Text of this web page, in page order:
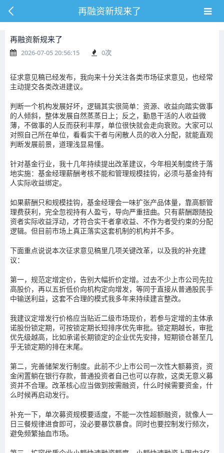
再融资新规来了
再融资新规来了
2026-07-05 20:56:15 0次
征求意见稿已经发布，我向来十分关注各类市场征求意见，也经常
主动提交各类改进建议。
判断一个机构发展好坏，逻辑其实很简单：资源、收益向踏实做事
的人倾斜，整体发展自然蒸蒸日上；反之，勤恳干活的人收益微
薄，不做事的人反而获利丰厚，单位很快就会走向衰败。大家可以
对照自己所在单位，看看实干者与闲散人员的收入分配，就能直观
判断发展前景，道理浅显易懂。
针对基金行业，我十几年持续提出改革建议，今年相关制度终于落
地实施：基金经理薪酬考核不能和管理规模挂钩，必须与基金持有
人实际收益绑定。
如果薪酬只和规模挂钩，基金经理会一味扩张产品体量，靠高额管
理费获利，完全忽视持有人盈亏，导向严重扭曲。只有薪酬跟随投
资者实际收益浮动，才符合实干者拿收益、不作为者受约束的分配
逻辑。但目前市场上真正落实这套机制的机构并不多。
下面重点说说本次征求意见稿里几项关键改革，以及我的补充建
议：
第一，规范定增定价，告别大幅折价定增。过去不少上市公司先拉
高股价，再以五折低价向机构定向增发，等同于直接从普通股民手
中输送利益，这套不合理的模式我多年来持续建言整改。
我建议定增发行价格应当贴近二级市场现价，若参与定增的主体承
诺股份锁定期，可按锁定期长短排序优先审批。锁定期越长，审批
优先级越高，比如承诺长期锁定的企业优先安排，短期锁仓甚至几
乎无锁定期的排在末尾。
第二，完善储架发行制度。此前不少上市公司一次性大额募资，资
金闲置躺在银行存款，普通投资者自己也可以存款，这类无意义募
资并不合理。改革核心应当做到按需融资，什么时候需要资金，什
么时候再启动发行。
补充一下，单次募资规模要适度，不能一次性超额融资，就像人一
日三餐规律进食即可，没必要暴饮暴食。同时也要控制发行频次，
避免频繁抽血市场。